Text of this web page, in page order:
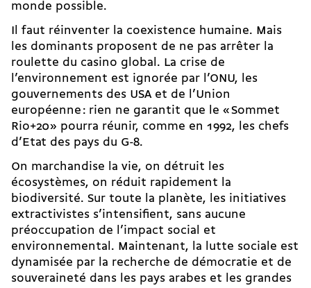
monde possible.
Il faut réinventer la coexistence humaine. Mais
les dominants proposent de ne pas arrêter la
roulette du casino global. La crise de
l’environnement est ignorée par l’ONU, les
gouvernements des USA et de l’Union
européenne : rien ne garantit que le « Sommet
Rio+20 » pourra réunir, comme en 1992, les chefs
d’Etat des pays du G-8.
On marchandise la vie, on détruit les
écosystèmes, on réduit rapidement la
biodiversité. Sur toute la planète, les initiatives
extractivistes s’intensifient, sans aucune
préoccupation de l’impact social et
environnemental. Maintenant, la lutte sociale est
dynamisée par la recherche de démocratie et de
souveraineté dans les pays arabes et les grandes